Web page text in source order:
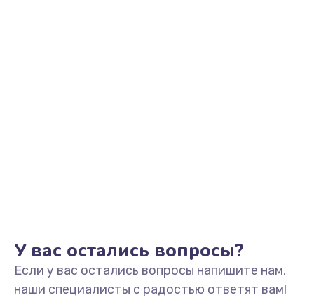
У вас остались вопросы?
Если у вас остались вопросы напишите нам,
наши специалисты с радостью ответят вам!